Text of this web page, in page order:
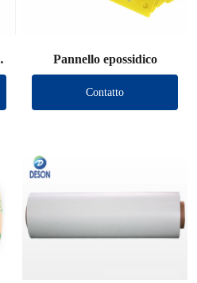
Pannello epossidico
Contatto